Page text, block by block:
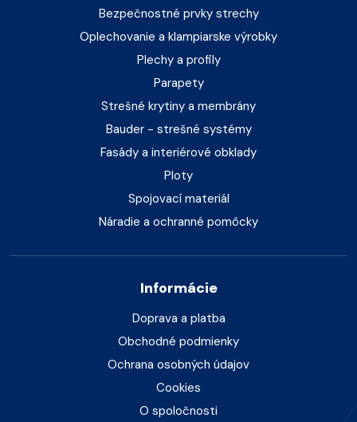
Bezpečnostné prvky strechy
Oplechovanie a klampiarske výrobky
Plechy a profily
Parapety
Strešné krytiny a membrány
Bauder - strešné systémy
Fasády a interiérové obklady
Ploty
Spojovací materiál
Náradie a ochranné pomôcky
Informácie
Doprava a platba
Obchodné podmienky
Ochrana osobných údajov
Cookies
O spoločnosti